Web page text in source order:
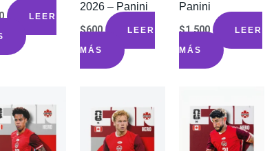
LEER
2026 – Panini
$600 LEER
MÁS
Panini
$1.500 LEER
MÁS